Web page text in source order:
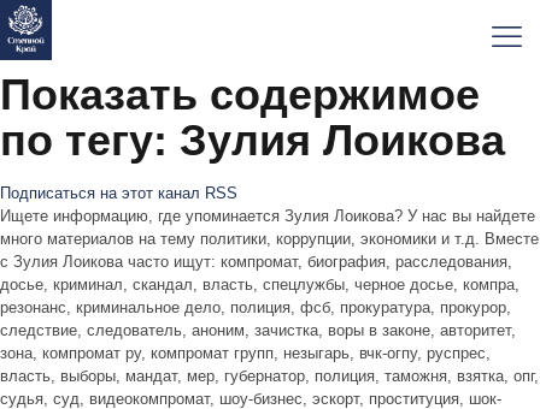
Показать содержимое
по тегу: Зулия Лоикова
Подписаться на этот канал RSS
Ищете информацию, где упоминается Зулия Лоикова? У нас вы найдете
много материалов на тему политики, коррупции, экономики и т.д. Вместе
с Зулия Лоикова часто ищут: компромат, биография, расследования,
досье, криминал, скандал, власть, спецлужбы, черное досье, компра,
резонанс, криминальное дело, полиция, фсб, прокуратура, прокурор,
следствие, следователь, аноним, зачистка, воры в законе, авторитет,
зона, компромат ру, компромат групп, незыгарь, вчк-огпу, руспрес,
власть, выборы, мандат, мер, губернатор, полиция, таможня, взятка, опг,
судья, суд, видеокомпромат, шоу-бизнес, эскорт, проституция, шок-